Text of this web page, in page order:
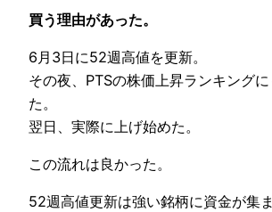
買う理由があった。
6月3日に52週高値を更新。
その夜、PTSの株価上昇ランキング
た。
翌日、実際に上げ始めた。
この流れは良かった。
52週高値更新は強い銘柄に資金が集